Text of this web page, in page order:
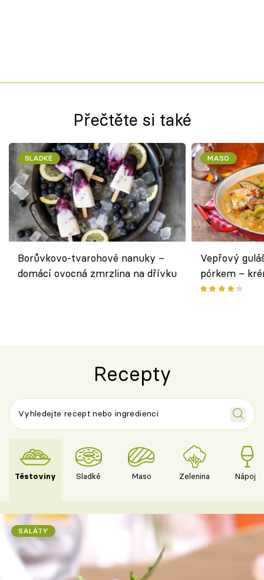
Přečtěte si také
SLADKÉ
Borůvkovo-tvarohové nanuky –
domácí ovocná zmrzlina na dřívku
MASO
Vepřový
pórkem –
pokrm z
Recepty
Těstoviny Sladké Maso Zelenina Nápoje
SALÁTY